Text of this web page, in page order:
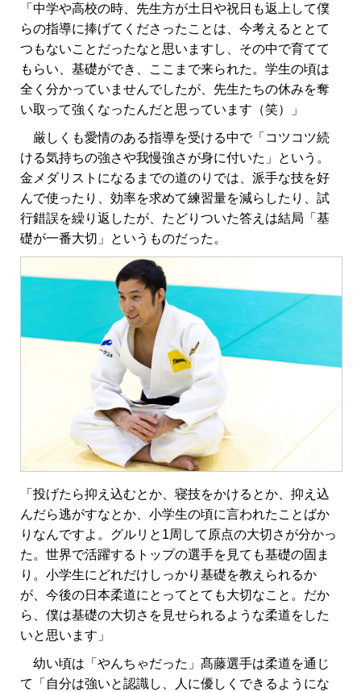
「中学や高校の時、先生方が土日や祝日も返上して僕
らの指導に捧げてくださったことは、今考えるととて
つもないことだったなと思いますし、その中で育てて
もらい、基礎ができ、ここまで来られた。学生の頃は
全く分かっていませんでしたが、先生たちの休みを奪
い取って強くなったんだと思っています（笑）」
厳しくも愛情のある指導を受ける中で「コツコツ続
ける気持ちの強さや我慢強さが身に付いた」という。
金メダリストになるまでの道のりでは、派手な技を好
んで使ったり、効率を求めて練習量を減らしたり、試
行錯誤を繰り返したが、たどりついた答えは結局「基
礎が一番大切」というものだった。
「投げたら抑え込むとか、寝技をかけるとか、抑え込
んだら逃がすなとか、小学生の頃に言われたことばか
りなんですよ。グルリと1周して原点の大切さが分かっ
た。世界で活躍するトップの選手を見ても基礎の固ま
り。小学生にどれだけしっかり基礎を教えられるか
が、今後の日本柔道にとってとても大切なこと。だか
ら、僕は基礎の大切さを見せられるような柔道をした
いと思います」
幼い頃は「やんちゃだった」髙藤選手は柔道を通じ
て「自分は強いと認識し、人に優しくできるようにな